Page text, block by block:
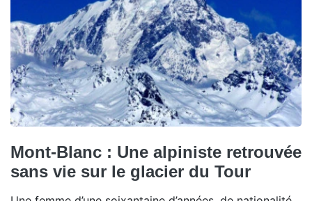
Mont-Blanc : Une alpiniste retrouvée
sans vie sur le glacier du Tour